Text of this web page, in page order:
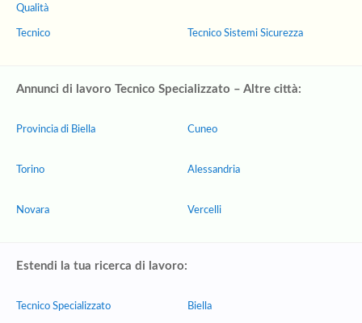
Qualità
Tecnico Tecnico Sistemi Sicurezza
Annunci di lavoro Tecnico Specializzato – Altre città:
Provincia di Biella
Torino
Novara
Cuneo
Alessandria
Vercelli
Estendi la tua ricerca di lavoro:
Tecnico Specializzato Biella